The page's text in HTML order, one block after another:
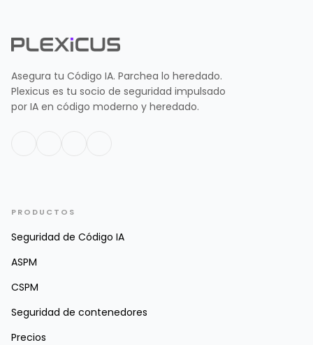
Asegura tu Código IA. Parchea lo heredado.
Plexicus es tu socio de seguridad impulsado
por IA en código moderno y heredado.
PRODUCTOS
Seguridad de Código IA
ASPM
CSPM
Seguridad de contenedores
Precios